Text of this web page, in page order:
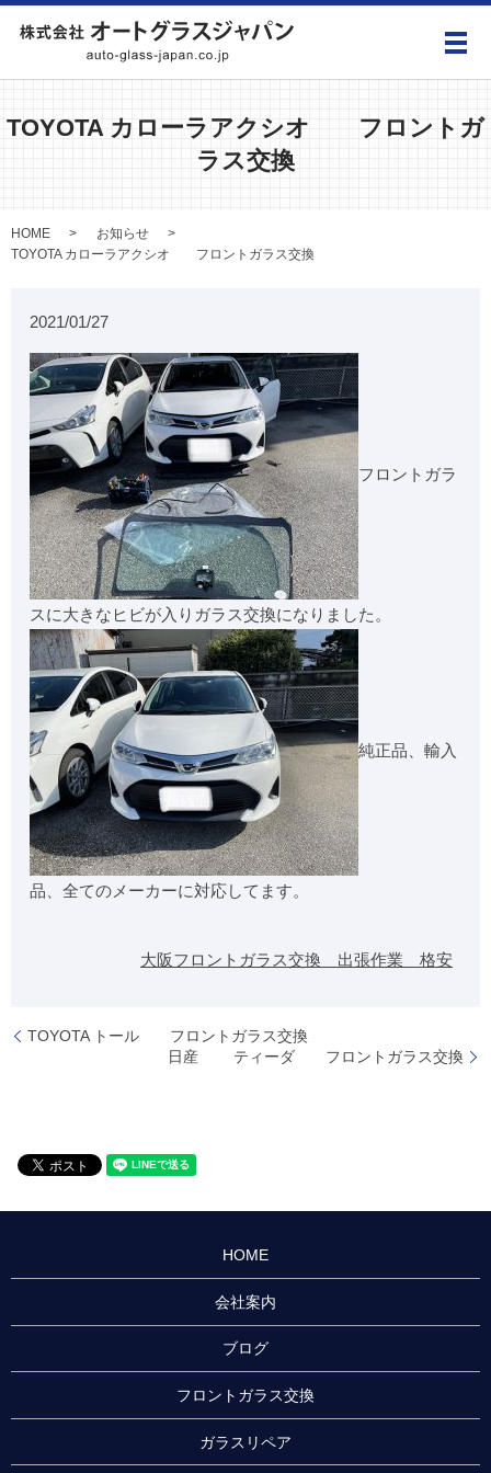
メ
TOYOTA カローラアクシオ フロントガ
ラス交換
HOME
お知らせ
TOYOTA カローラアクシオ フロントガラス交換
2021/01/27
フロントガラ
スに大きなヒビが入りガラス交換になりました。
純正品、輸入
品、全てのメーカーに対応してます。
大阪フロントガラス交換 出張作業 格安
TOYOTA トール フロントガラス交換
日産 ティーダ フロントガラス交換
HOME
会社案内
ブログ
フロントガラス交換
ガラスリペア